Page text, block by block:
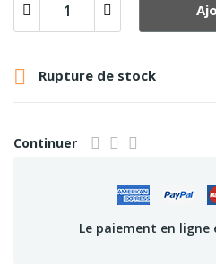
 Rupture de stock
Continuer
Le paiement en ligne